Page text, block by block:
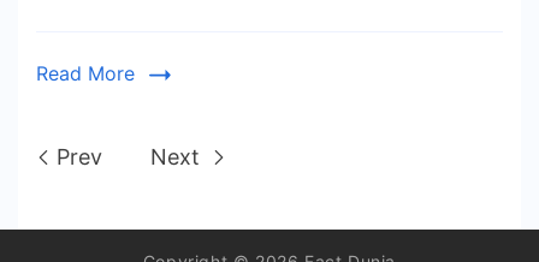
Read More
Prev Next